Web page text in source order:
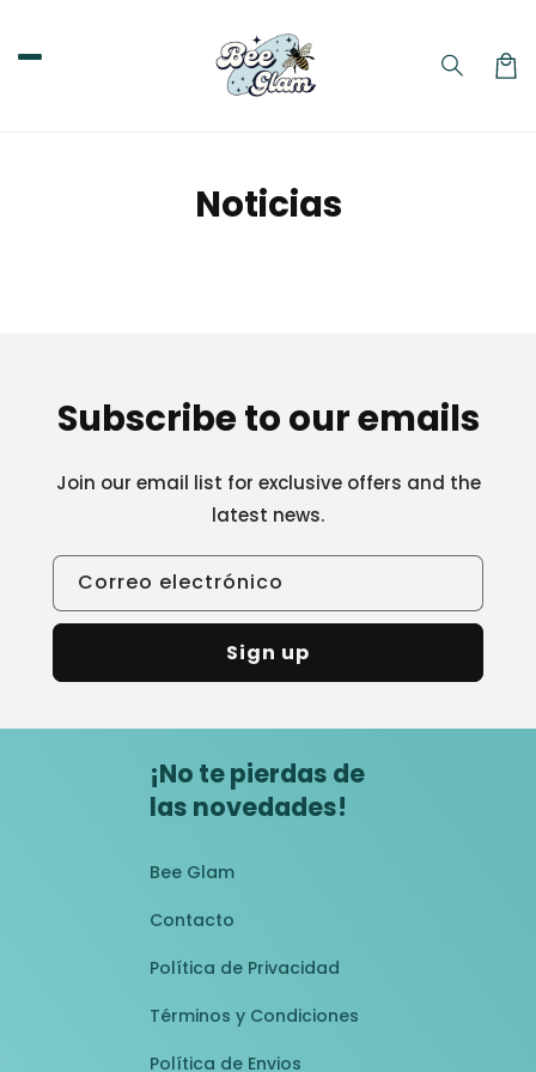
contenido
Noticias
Subscribe to our emails
Join our email list for exclusive offers and the
latest news.
Correo electrónico
Sign up
¡No te pierdas de
las novedades!
Bee Glam
Contacto
Política de Privacidad
Términos y Condiciones
Política de Envios